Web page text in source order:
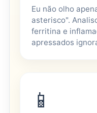
Eu não olho
asterisco".
ferritina e
apressados
📱